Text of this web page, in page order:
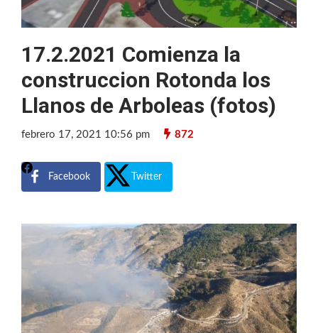
17.2.2021 Comienza la
construccion Rotonda los
Llanos de Arboleas (fotos)
febrero 17, 2021 10:56 pm 872
Facebook Twitter